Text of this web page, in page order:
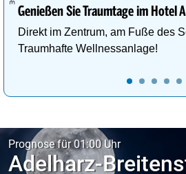
Genießen Sie Traumtage im Hotel
Direkt im Zentrum, am Fuße des
Traumhafte Wellnessanlage!
Prognose für 01:00 Uhr
Adelharz-